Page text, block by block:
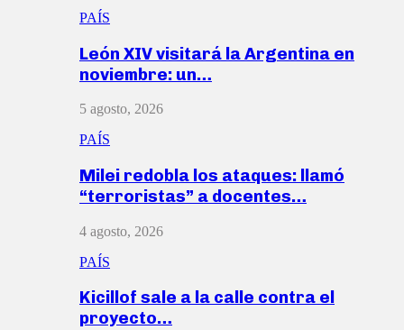
PAÍS
León XIV visitará la Argentina en
noviembre: un…
5 agosto, 2026
PAÍS
Milei redobla los ataques: llamó
“terroristas” a docentes…
4 agosto, 2026
PAÍS
Kicillof sale a la calle contra el
proyecto…